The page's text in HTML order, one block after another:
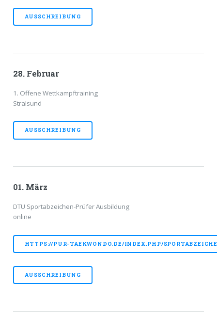
AUSSCHREIBUNG
28. Februar
1. Offene Wettkampftraining
Stralsund
AUSSCHREIBUNG
01. März
DTU Sportabzeichen-Prüfer Ausbildung
online
HTTPS://PUR-TAEKWONDO.DE/INDEX.PHP/
AUSSCHREIBUNG